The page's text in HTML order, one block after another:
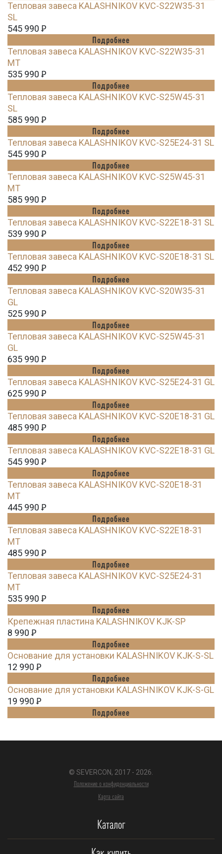
Тепловая завеса KALASHNIKOV KVC-S22W35-31
SL
545 990 Ꝑ
Подробнее
Тепловая завеса KALASHNIKOV KVC-S22W35-31
MT
535 990 Ꝑ
Подробнее
Тепловая завеса KALASHNIKOV KVC-S25W45-31
SL
585 990 Ꝑ
Подробнее
Тепловая завеса KALASHNIKOV KVC-S25E24-31 SL
545 990 Ꝑ
Подробнее
Тепловая завеса KALASHNIKOV KVC-S25W45-31
MT
585 990 Ꝑ
Подробнее
Тепловая завеса KALASHNIKOV KVC-S22E18-31 SL
539 990 Ꝑ
Подробнее
Тепловая завеса KALASHNIKOV KVC-S20E18-31 SL
452 990 Ꝑ
Подробнее
Тепловая завеса KALASHNIKOV KVC-S20W35-31
GL
525 990 Ꝑ
Подробнее
Тепловая завеса KALASHNIKOV KVC-S25W45-31
GL
635 990 Ꝑ
Подробнее
Тепловая завеса KALASHNIKOV KVC-S25E24-31 GL
625 990 Ꝑ
Подробнее
Тепловая завеса KALASHNIKOV KVC-S20E18-31 GL
485 990 Ꝑ
Подробнее
Тепловая завеса KALASHNIKOV KVC-S22E18-31 GL
545 990 Ꝑ
Подробнее
Тепловая завеса KALASHNIKOV KVC-S20E18-31
MT
445 990 Ꝑ
Подробнее
Тепловая завеса KALASHNIKOV KVC-S22E18-31
MT
485 990 Ꝑ
Подробнее
Тепловая завеса KALASHNIKOV KVC-S25E24-31
MT
535 990 Ꝑ
Подробнее
Крепежная пластина KALASHNIKOV KJK-SP
8 990 Ꝑ
Подробнее
Основание для установки KALASHNIKOV KJK-S-SL
12 990 Ꝑ
Подробнее
Основание для установки KALASHNIKOV KJK-S-GL
19 990 Ꝑ
Подробнее
© SEVERCON, 2017 - 2026.
Положение о конфиденциальности
Карта сайта
Каталог